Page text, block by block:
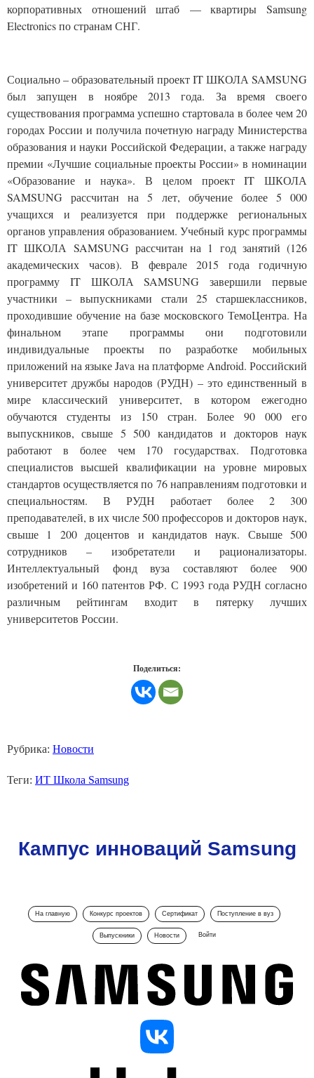
корпоративных отношений штаб — квартиры Samsung
Electronics по странам СНГ.
Социально – образовательный проект IT ШКОЛА SAMSUNG
был запущен в ноябре 2013 года. За время своего
существования программа успешно стартовала в более чем 20
городах России и получила почетную награду Министерства
образования и науки Российской Федерации, а также награду
премии «Лучшие социальные проекты России» в номинации
«Образование и наука». В целом проект IT ШКОЛА
SAMSUNG рассчитан на 5 лет, обучение более 5 000
учащихся и реализуется при поддержке региональных
органов управления образованием. Учебный курс программы
IT ШКОЛА SAMSUNG рассчитан на 1 год занятий (126
академических часов). В феврале 2015 года годичную
программу IT ШКОЛА SAMSUNG завершили первые
участники – выпускниками стали 25 старшеклассников,
проходившие обучение на базе московского ТемоЦентра. На
финальном этапе программы они подготовили
индивидуальные проекты по разработке мобильных
приложений на языке Java на платформе Android. Российский
университет дружбы народов (РУДН) – это единственный в
мире классический университет, в котором ежегодно
обучаются студенты из 150 стран. Более 90 000 его
выпускников, свыше 5 500 кандидатов и докторов наук
работают в более чем 170 государствах. Подготовка
специалистов высшей квалификации на уровне мировых
стандартов осуществляется по 76 направлениям подготовки и
специальностям. В РУДН работает более 2 300
преподавателей, в их числе 500 профессоров и докторов наук,
свыше 1 200 доцентов и кандидатов наук. Свыше 500
сотрудников – изобретатели и рационализаторы.
Интеллектуальный фонд вуза составляют более 900
изобретений и 160 патентов РФ. С 1993 года РУДН согласно
различным рейтингам входит в пятерку лучших
университетов России.
Поделиться:
Рубрика: Новости
Теги: ИТ Школа Samsung
Кампус инноваций Samsung
На главную Конкурс проектов Сертификат Поступление в вуз
Выпускники Новости Войти